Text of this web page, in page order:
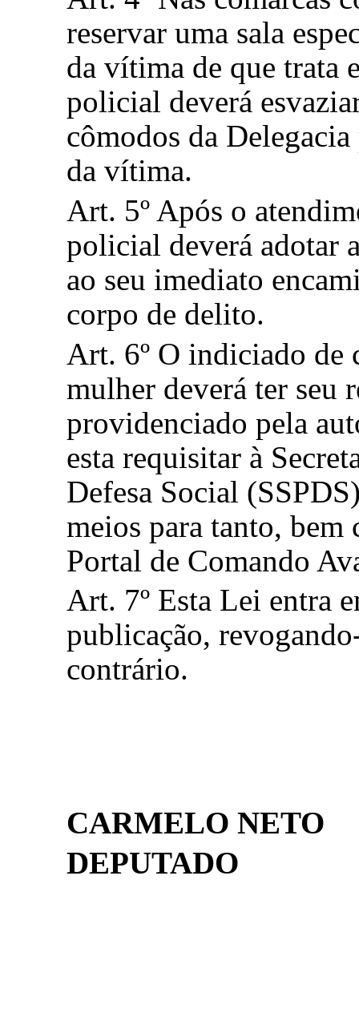
reservar uma sala
da vítima de que trata
policial deverá
cômodos da
da vítima.
Art. 5º Após o
policial deverá adotar
ao seu imediato
corpo de delito.
Art. 6º O indiciado de
mulher deverá ter seu
providenciado pela
esta requisitar à
Defesa Social
meios para tanto,
Portal de Comando
Art. 7º Esta Lei entra
publicação,
contrário.
CARMELO NETO
DEPUTADO